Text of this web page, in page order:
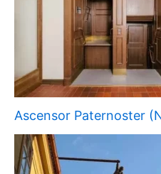
Ascensor Paternoster